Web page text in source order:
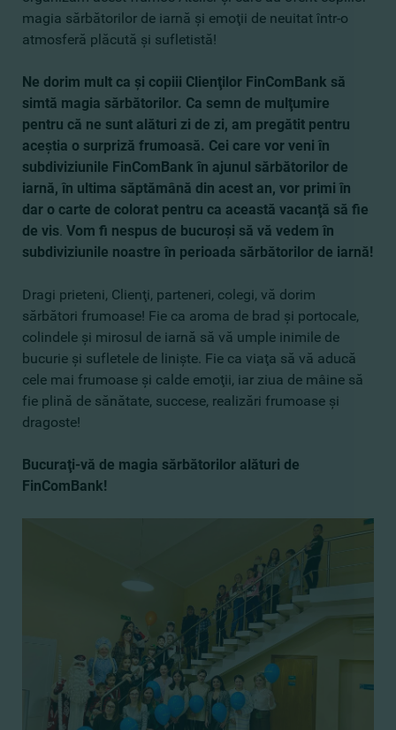
magia sărbătorilor de iarnă şi emoţii de neuitat într-o
atmosferă plăcută şi sufletistă!
Ne dorim mult ca şi copiii Clienţilor FinComBank să
simtă magia sărbătorilor. Ca semn de mulţumire
pentru că ne sunt alături zi de zi, am pregătit pentru
aceştia o surpriză frumoasă. Cei care vor veni în
subdiviziunile FinComBank în ajunul sărbătorilor de
iarnă, în ultima săptămână din acest an, vor primi în
dar o carte de colorat pentru ca această vacanţă să fie
de vis. Vom fi nespus de bucuroşi să vă vedem în
subdiviziunile noastre în perioada sărbătorilor de iarnă!
Dragi prieteni, Clienţi, parteneri, colegi, vă dorim
sărbători frumoase! Fie ca aroma de brad şi portocale,
colindele şi mirosul de iarnă să vă umple inimile de
bucurie şi sufletele de linişte. Fie ca viaţa să vă aducă
cele mai frumoase şi calde emoţii, iar ziua de mâine să
fie plină de sănătate, succese, realizări frumoase şi
dragoste!
Bucuraţi-vă de magia sărbătorilor alături de
FinComBank!